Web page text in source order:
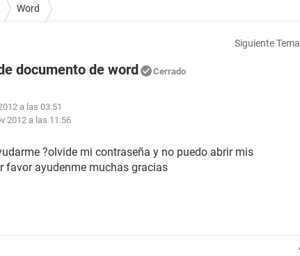
Word
Siguiente Tema
documento de word Cerrado
a las 03:51
2012 a las 11:56
?olvide mi contraseña y no puedo abrir mis
favor ayudenme muchas gracias